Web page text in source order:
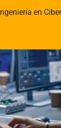
Ingeniería en